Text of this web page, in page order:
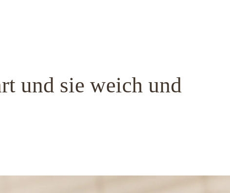
und sie weich und